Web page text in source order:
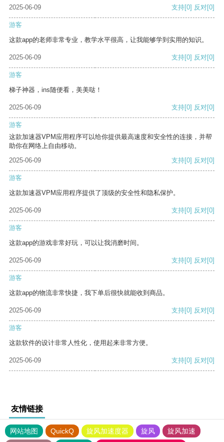
2025-06-09 支持[0] 反对[0]
游客
这款app的老师非常专业，教学水平很高，让我能够学到实用的知识。
2025-06-09 支持[0] 反对[0]
游客
梯子神器，ins随便看，美美哒！
2025-06-09 支持[0] 反对[0]
游客
这款加速器VPM应用程序可以给你提供最高速度和安全性的连接，并帮
助你在网络上自由移动。
2025-06-09
支持[0] 反对[0]
游客
这款加速器VPM应用程序提供了顶级的安全性和隐私保护。
2025-06-09 支持[0] 反对[0]
游客
这款app的游戏非常好玩，可以让我消磨时间。
2025-06-09 支持[0] 反对[0]
游客
这款app的物流非常快捷，我下单后很快就能收到商品。
2025-06-09 支持[0] 反对[0]
游客
这款软件的设计非常人性化，使用起来非常方便。
2025-06-09 支持[0] 反对[0]
友情链接
网站地图 QuickQ 旋风加速度器 旋风 旋风加速